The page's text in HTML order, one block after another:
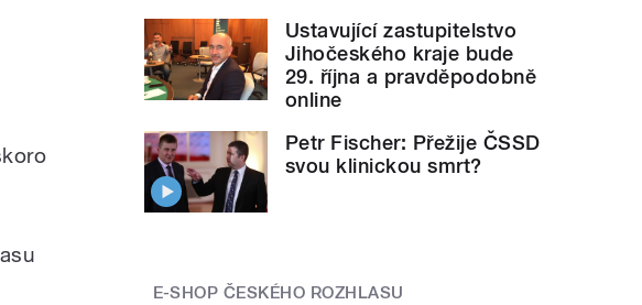
Ustavující zastupitelstvo
Jihočeského kraje bude
29. října a pravděpodobně
online
Petr Fischer: Přežije ČSSD
svou klinickou smrt?
E-SHOP ČESKÉHO ROZHLASU